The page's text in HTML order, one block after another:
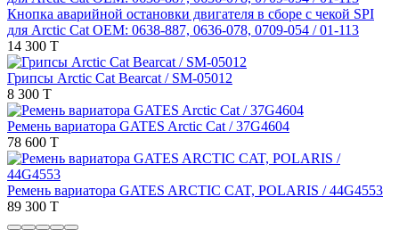
Кнопка аварийной остановки двигателя в сборе с чекой SPI
для Arctic Cat OEM: 0638-887, 0636-078, 0709-054 / 01-113
14 300 T
Грипсы Arctic Cat Bearcat / SM-05012
8 300 T
Ремень вариатора GATES Arctic Cat / 37G4604
78 600 T
Ремень вариатора GATES ARCTIC CAT, POLARIS / 44G4553
89 300 T